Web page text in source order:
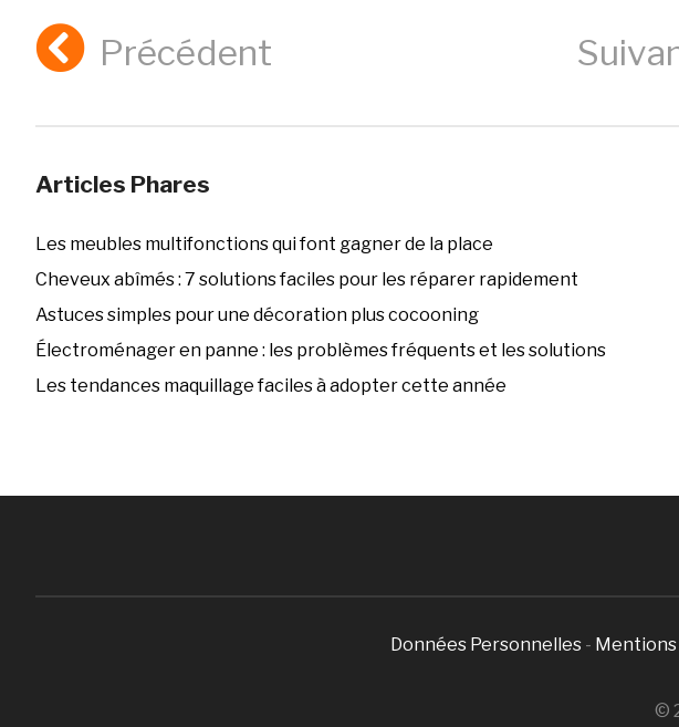
Précédent
Articles Phares
Les meubles multifonctions qui font gagner de la place
Cheveux abîmés : 7 solutions faciles pour les réparer rapidement
Astuces simples pour une décoration plus cocooning
Électroménager en panne : les problèmes fréquents et les solutions
Les tendances maquillage faciles à adopter cette année
Données Personnelles -
©